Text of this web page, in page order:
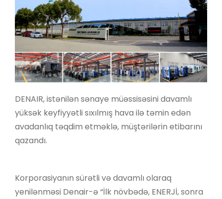
DENAIR, istənilən sənaye müəssisəsini davamlı
yüksək keyfiyyətli sıxılmış hava ilə təmin edən
avadanlıq təqdim etməklə, müştərilərin etibarını
qazandı.
Korporasiyanın sürətli və davamlı olaraq
yenilənməsi Denair-ə “İlk növbədə, ENERJİ, sonra